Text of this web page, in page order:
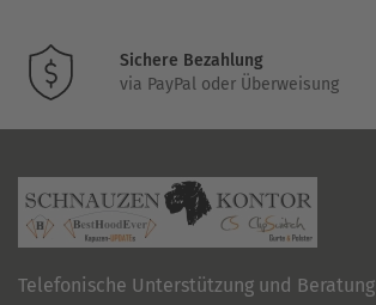
Sichere Bezahlung
via PayPal oder Überweisung
Telefonische Unterstützung und Beratung